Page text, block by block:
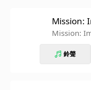
Mission:
Mission:
鈴聲